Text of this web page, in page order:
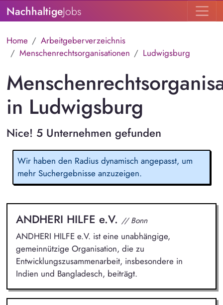
NachhaltigeJobs
Home
Arbeitgeberverzeichnis
Menschenrechtsorganisationen
Ludwigsburg
in Ludwigsburg
Nice! 5 Unternehmen gefunden
Wir haben den Radius dynamisch angepasst, um
mehr Suchergebnisse anzuzeigen.
ANDHERI HILFE e.V. // Bonn
ANDHERI HILFE e.V. ist eine unabhängige,
gemeinnützige Organisation, die zu
Entwicklungszusammenarbeit, insbesondere in
Indien und Bangladesch, beiträgt.